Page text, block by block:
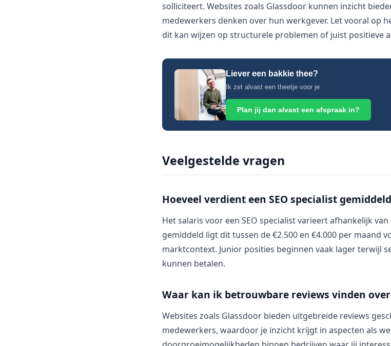
solliciteert. Websites zoals Glassdoor kunnen inzicht
medewerkers denken over hun werkgever. Let vooral op
dit kan wijzen op structurele problemen of juist positieve
Liever een bakkie thee?
Ik zet alvast een theetje voor je
Plan jij dan alvast een afspraak in?
Veelgestelde vragen
Hoeveel verdient een SEO specialist
Het salaris voor een SEO specialist varieert afhankelijk
gemiddeld ligt dit tussen de €2.500 en €4.000 per maand
marktcontext. Junior posities beginnen vaak lager terwijl
kunnen betalen.
Waar kan ik betrouwbare reviews vinden
Websites zoals Glassdoor bieden uitgebreide reviews
medewerkers, waardoor je inzicht krijgt in aspecten als